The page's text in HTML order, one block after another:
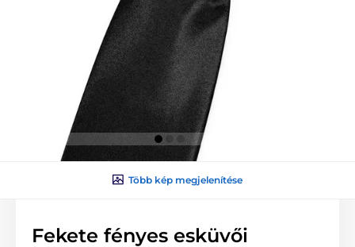
Több kép megjelenítése
Fekete fényes esküvői